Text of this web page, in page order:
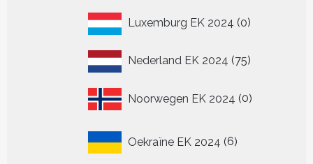
Luxemburg EK 2024 00
Nederland EK 2024 7575
Noorwegen EK 2024 00
Oekraïne EK 2024 6
producten